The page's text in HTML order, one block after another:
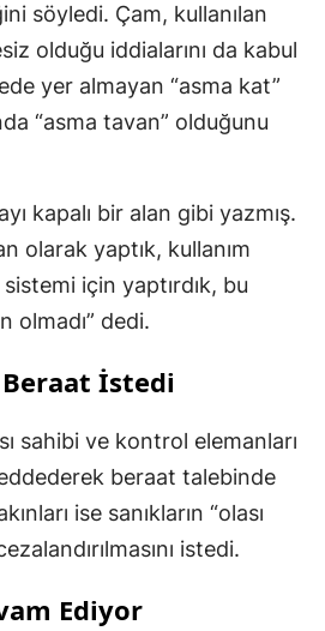
söyledi. Çam, kullanılan
olduğu iddialarını da kabul
yer almayan “asma kat”
“asma tavan” olduğunu
kapalı bir alan gibi yazmış.
olarak yaptık, kullanım
için yaptırdık, bu
olmadı” dedi.
Beraat İstedi
sahibi ve kontrol elemanları
beraat talebinde
ise sanıkların “olası
istedi.
Ediyor